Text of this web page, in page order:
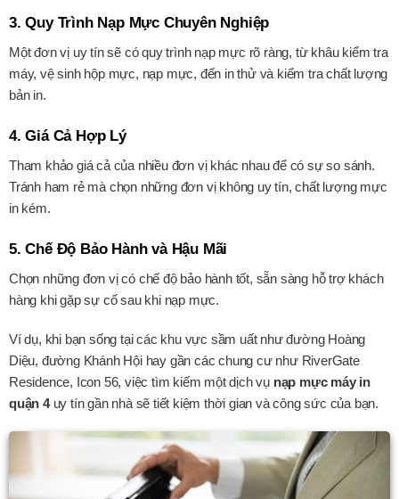
3. Quy Trình Nạp Mực Chuyên Nghiệp
Một đơn vị uy tín sẽ có quy trình nạp mực rõ ràng, từ khâu kiểm tra
máy, vệ sinh hộp mực, nạp mực, đến in thử và kiểm tra chất lượng
bản in.
4. Giá Cả Hợp Lý
Tham khảo giá cả của nhiều đơn vị khác nhau để có sự so sánh.
Tránh ham rẻ mà chọn những đơn vị không uy tín, chất lượng mực
in kém.
5. Chế Độ Bảo Hành và Hậu Mãi
Chọn những đơn vị có chế độ bảo hành tốt, sẵn sàng hỗ trợ khách
hàng khi gặp sự cố sau khi nạp mực.
Ví dụ, khi bạn sống tại các khu vực sầm uất như đường Hoàng
Diệu, đường Khánh Hội hay gần các chung cư như RiverGate
Residence, Icon 56, việc tìm kiếm một dịch vụ nạp mực máy in
quận 4uy tín gần nhà sẽ tiết kiệm thời gian và công sức của bạn.